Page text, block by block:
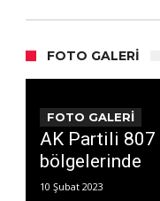
FOTO GALERI
FOTO GALERİ
AK Partili 807
bölgelerinde
10 Şubat 2023